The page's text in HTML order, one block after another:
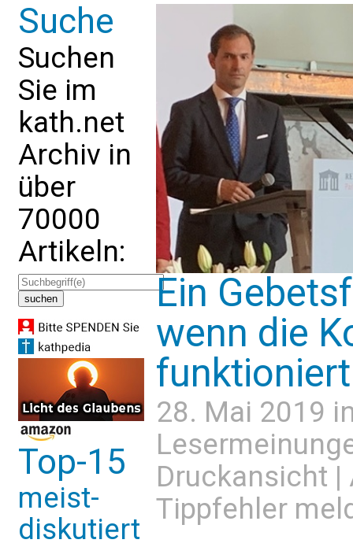
Suche
Suchen
Sie im
kath.net
Archiv in
über
70000
Artikeln:
Top-15
meist-
diskutiert
Ein
wenn die
funktioniert
28. Mai 2019
Druckansicht |
Tippfehler